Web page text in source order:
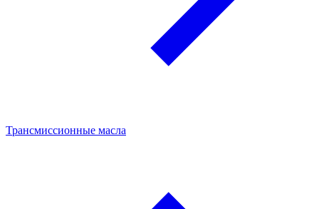
Трансмиссионные масла